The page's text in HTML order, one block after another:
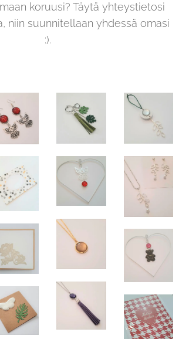
koruusi? Täytä yhteystietosi
niin suunnitellaan yhdessä omasi
:).